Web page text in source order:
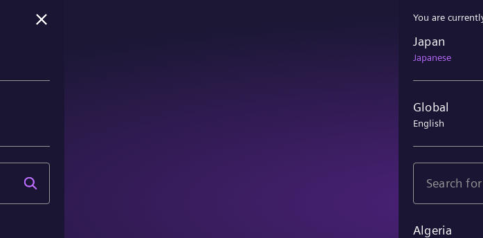
You are
Japan
Japanese
Global
English
Algeria